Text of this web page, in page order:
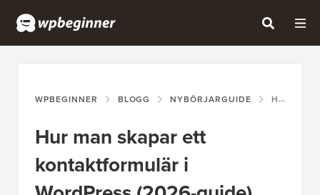
WPBEGINNER BLOGG NYBÖRJARGUIDE HUR MAN SKAPAR ETT KONTAKTFORMULÄR I WORDPRESS (2026-GUIDE)
Hur man skapar ett
kontaktformulär i